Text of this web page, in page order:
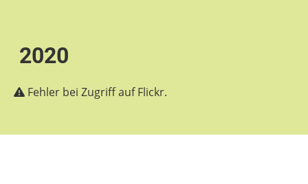
2020
Fehler bei Zugriff auf Flickr.